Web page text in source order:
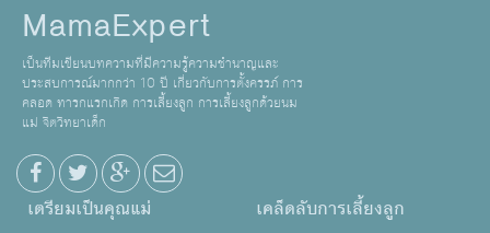
MamaExpert
เป็นทีมเขียนบทความที่มีความรู้ความชำนาญและ
ประสบการณ์มากกว่า 10 ปี เกี่ยวกับการตั้งครรภ์ การ
คลอด ทารกแรกเกิด การเลี้ยงลูก การเลี้ยงลูกด้วยนม
แม่ จิตวิทยาเด็ก
เตรียมเป็นคุณแม่ เคล็ดลับการเลี้ยงลูก